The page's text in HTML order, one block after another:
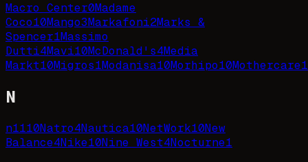
Macro Center0Madame
Coco10Mango3Markafoni2Marks &
Spencer1Massimo
Dutti4Mavi10McDonald's4Media
Markt10Migros1Modanisa10Morhipo10Mothercare1
N
n1110Natro4Nautica10NetWork10New
Balance4Nike10Nine West4Nocturne1